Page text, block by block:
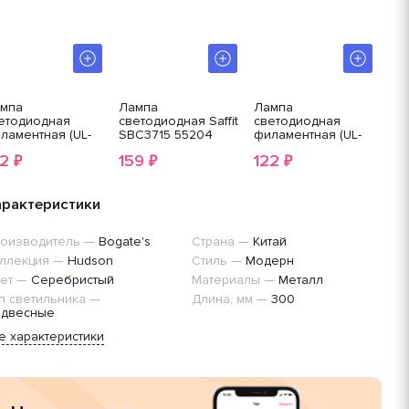
(UL-
4000K
₽
Лампа
светодиодная Saffit
SBC3715 55204
159 ₽
Лампа
светодиодная
филаментная (UL-
6W 3000K матовая
122 ₽
— Bogate's Страна — Китай
— Hudson Стиль — Модерн
— Серебристый Материалы — Металл
светильника —
Длина, мм — 300
характеристики